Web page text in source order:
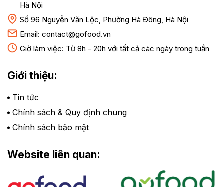
Hà Nội
Số 96 Nguyễn Văn Lộc, Phường Hà Đông, Hà Nội
Email: contact@gofood.vn
Giờ làm việc: Từ 8h - 20h với tất cả các ngày trong tuần
Giới thiệu:
Tin tức
Chính sách & Quy định chung
Chính sách bảo mật
Website liên quan: